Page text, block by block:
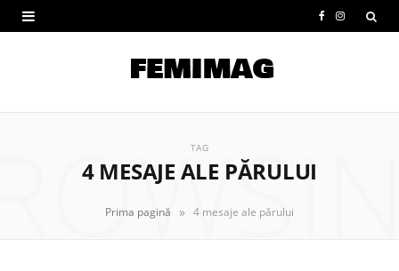
e
I
t
TAG
4 MESAJE ALE PĂRULUI
Prima pagină » 4 mesaje ale părului